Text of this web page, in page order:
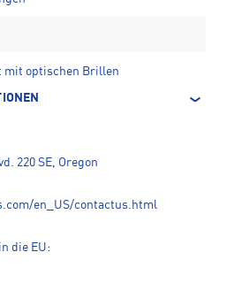
mit optischen Brillen
220 SE, Oregon
en_US/contactus.html
die EU: